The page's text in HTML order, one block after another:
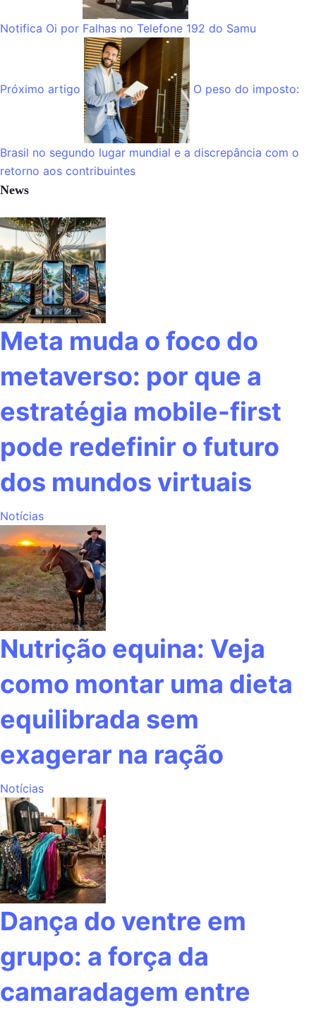
Notifica Oi por Falhas no Telefone 192 do Samu
Próximo artigo O peso do imposto:
Brasil no segundo lugar mundial e a discrepância com o
retorno aos contribuintes
News
Meta muda o foco do
metaverso: por que a
estratégia mobile-first
pode redefinir o futuro
dos mundos virtuais
Notícias
Nutrição equina: Veja
como montar uma dieta
equilibrada sem
exagerar na ração
Notícias
Dança do ventre em
grupo: a força da
camaradagem entre